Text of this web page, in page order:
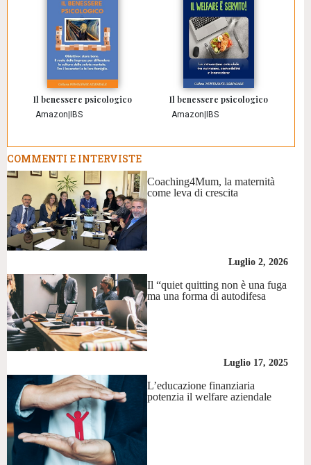
Il benessere psicologico
Amazon|IBS
Il benessere psicologico
Amazon|IBS
COMMENTI E INTERVISTE
Coaching4Mum, la maternità
come leva di crescita
Luglio 2, 2026
Il “quiet quitting non è una fuga
ma una forma di autodifesa
Luglio 17, 2025
L’educazione finanziaria
potenzia il welfare aziendale